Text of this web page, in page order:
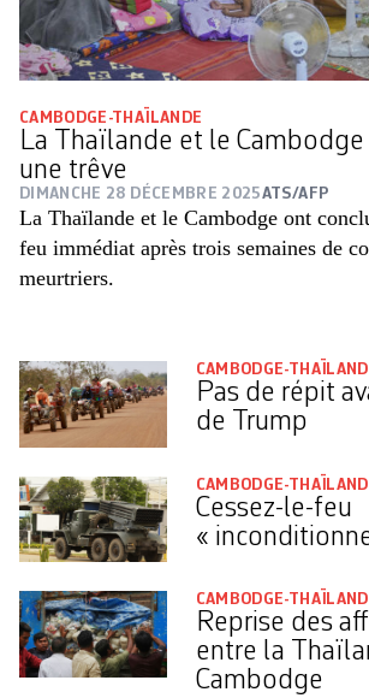
CAMBODGE-THAÏLANDE
La Thaïlande et le
une trêve
DIMANCHE 28 DÉCEMBRE 2025ATS/AFP
La Thaïlande et le Cambodge ont
feu immédiat après trois semaines de
meurtriers.
CAMBODGE-
Pas de répit
de Trump
CAMBODGE-
Cessez-le-feu
«
CAMBODGE-
Reprise des
entre la
Cambodge